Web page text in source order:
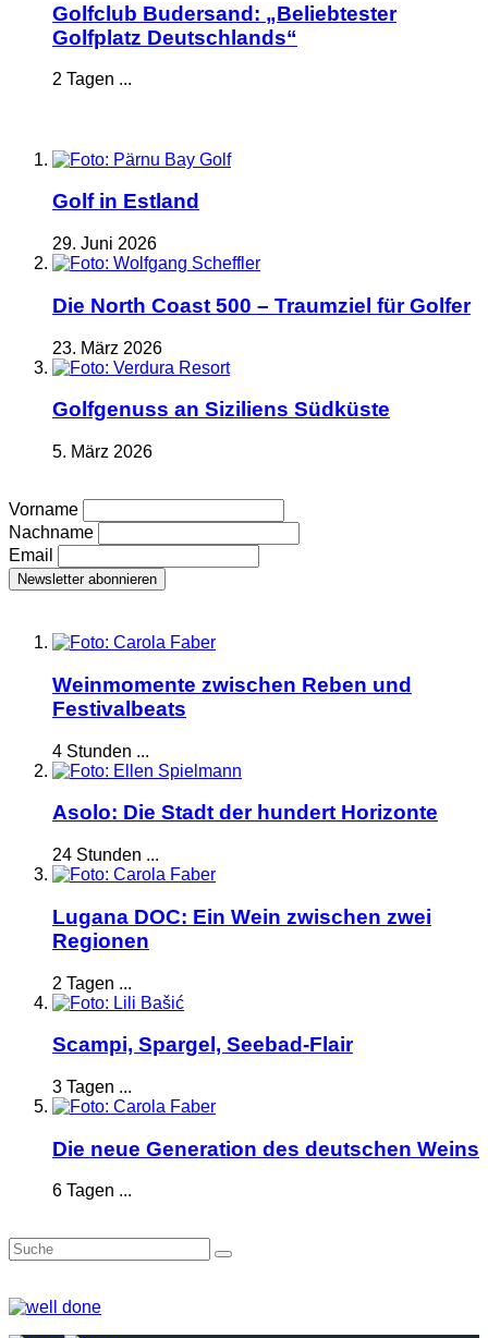
Golfclub Budersand: „Beliebtester
Golfplatz Deutschlands“
2 Tagen ...
Golf in Estland
29. Juni 2026
Die North Coast 500 – Traumziel für Golfer
23. März 2026
Golfgenuss an Siziliens Südküste
5. März 2026
Vorname
Nachname
Email
Weinmomente zwischen Reben und
Festivalbeats
4 Stunden ...
Asolo: Die Stadt der hundert Horizonte
24 Stunden ...
Lugana DOC: Ein Wein zwischen zwei
Regionen
2 Tagen ...
Scampi, Spargel, Seebad-Flair
3 Tagen ...
Die neue Generation des deutschen Weins
6 Tagen ...